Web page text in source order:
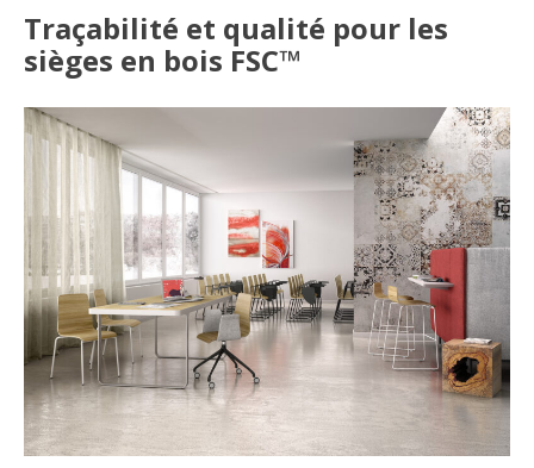
Traçabilité et qualité pour les
sièges en bois FSC™